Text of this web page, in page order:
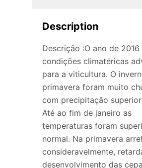
Description
Descrição :O ano de
condições climatéricas
para a viticultura. O
primavera foram muito
com precipitação
Até ao fim de janeiro as
temperaturas foram
normal. Na primavera
consideravelmente,
desenvolvimento das